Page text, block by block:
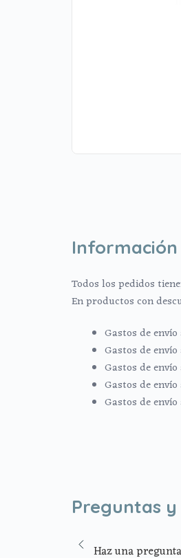
Información
Todos los pedidos
En productos con
Gastos de
Gastos de
Gastos de
Gastos de
Gastos de
Preguntas
Haz una pregunta